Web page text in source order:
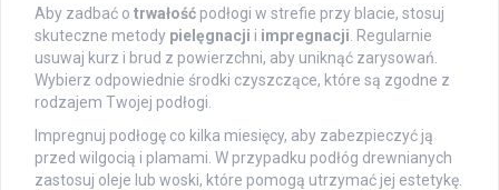
Aby zadbać o trwałość podłogi w strefie przy blacie, stosuj
skuteczne metody pielęgnacji i impregnacji. Regularnie
usuwaj kurz i brud z powierzchni, aby uniknąć zarysowań.
Wybierz odpowiednie środki czyszczące, które są zgodne z
rodzajem Twojej podłogi.
Impregnuj podłogę co kilka miesięcy, aby zabezpieczyć ją
przed wilgocią i plamami. W przypadku podłóg drewnianych
zastosuj oleje lub woski, które pomogą utrzymać jej estetykę.